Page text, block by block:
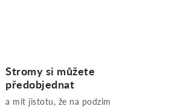
Stromy si můžete
předobjednat
a mít jistotu, že na podzim